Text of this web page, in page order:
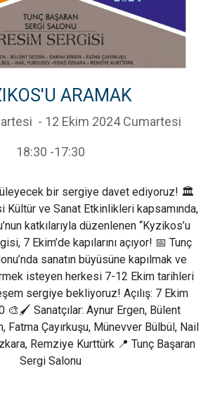
ARAMAK
- 12 Ekim 2024 Cumartesi
18:30 -17:30
bir sergiye davet ediyoruz! 🏛️
Kültür ve Sanat Etkinlikleri kapsamında,
katkılarıyla düzenlenen “Kyzikos’u
7 Ekim’de kapılarını açıyor! 📅 Tunç
sanatın büyüsüne kapılmak ve
isteyen herkesi 7-12 Ekim tarihleri
sergiye bekliyoruz! Açılış: 7 Ekim
🎨🖌️ Sanatçılar: Aynur Ergen, Bülent
Fatma Çayırkuşu, Münevver Bülbül, Nail
Remziye Kurttürk 📍 Tunç Başaran
Sergi Salonu